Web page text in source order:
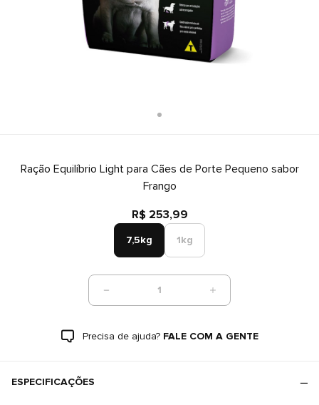
Ração Equilíbrio Light para Cães de Porte Pequeno sabor
Frango
R$ 253,99
7,5kg 1kg
1
Precisa de ajuda? FALE COM A GENTE
ESPECIFICAÇÕES